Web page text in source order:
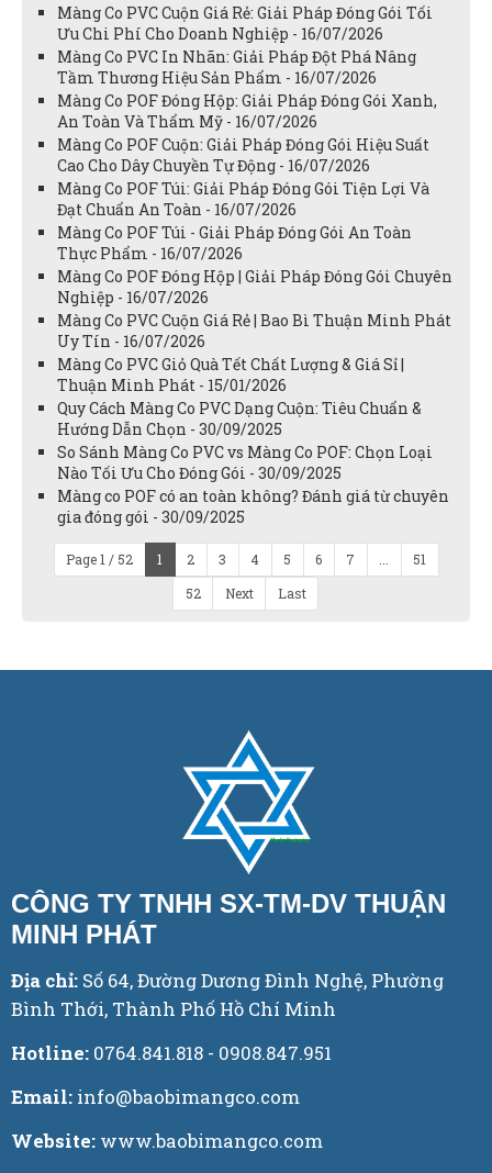
Màng Co PVC Cuộn Giá Rẻ: Giải Pháp Đóng Gói Tối
Ưu Chi Phí Cho Doanh Nghiệp - 16/07/2026
Màng Co PVC In Nhãn: Giải Pháp Đột Phá Nâng
Tầm Thương Hiệu Sản Phẩm - 16/07/2026
Màng Co POF Đóng Hộp: Giải Pháp Đóng Gói Xanh,
An Toàn Và Thẩm Mỹ - 16/07/2026
Màng Co POF Cuộn: Giải Pháp Đóng Gói Hiệu Suất
Cao Cho Dây Chuyền Tự Động - 16/07/2026
Màng Co POF Túi: Giải Pháp Đóng Gói Tiện Lợi Và
Đạt Chuẩn An Toàn - 16/07/2026
Màng Co POF Túi - Giải Pháp Đóng Gói An Toàn
Thực Phẩm - 16/07/2026
Màng Co POF Đóng Hộp | Giải Pháp Đóng Gói Chuyên
Nghiệp - 16/07/2026
Màng Co PVC Cuộn Giá Rẻ | Bao Bì Thuận Minh Phát
Uy Tín - 16/07/2026
Màng Co PVC Giỏ Quà Tết Chất Lượng & Giá Sỉ |
Thuận Minh Phát - 15/01/2026
Quy Cách Màng Co PVC Dạng Cuộn: Tiêu Chuẩn &
Hướng Dẫn Chọn - 30/09/2025
So Sánh Màng Co PVC vs Màng Co POF: Chọn Loại
Nào Tối Ưu Cho Đóng Gói - 30/09/2025
Màng co POF có an toàn không? Đánh giá từ chuyên
gia đóng gói - 30/09/2025
Page 1 / 52 1 2 3 4 5 6 7
51
52
Next Last
CÔNG TY TNHH SX-TM-DV THUẬN
MINH PHÁT
Địa chỉ: Số 64, Đường Dương Đình Nghệ, Phường
Bình Thới, Thành Phố Hồ Chí Minh
Hotline: 0764.841.818 - 0908.847.951
Email: info@baobimangco.com
Website: www.baobimangco.com